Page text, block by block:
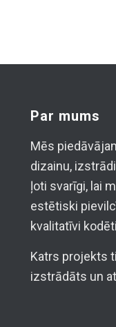
Par mums
Mēs
dizainu,
ļoti svarīgi, lai
estētiski
kvalitatīvi
Katrs projekts
izstrādāts un